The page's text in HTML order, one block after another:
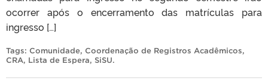
ocorrer após o encerramento das matrículas para
ingresso […]
Tags: Comunidade, Coordenação de Registros Acadêmicos,
CRA, Lista de Espera, SiSU.